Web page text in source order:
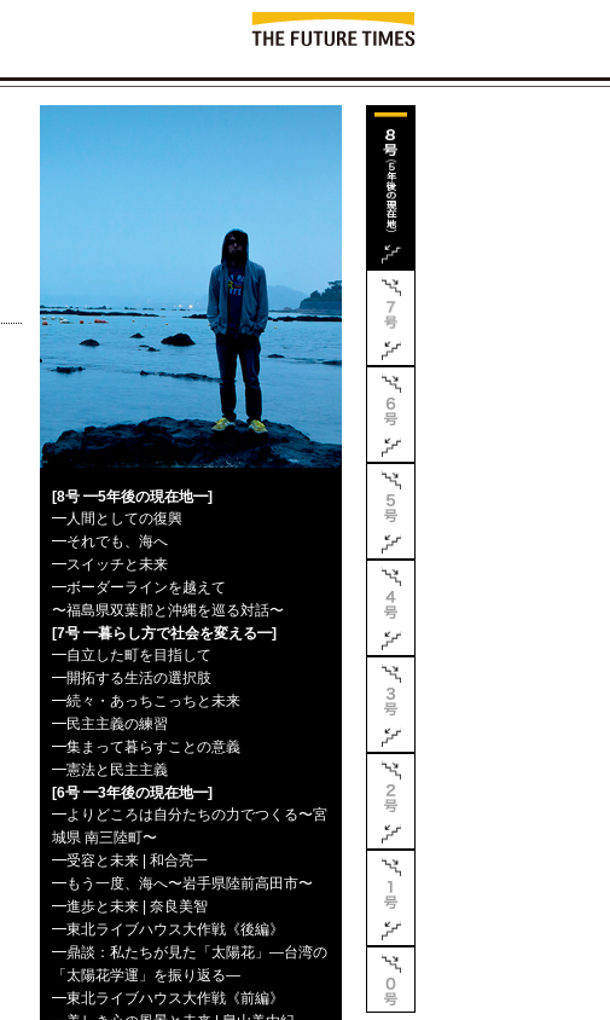
[8号 ━5年後の現在地━]
━人間としての復興
━それでも、海へ
━スイッチと未来
━ボーダーラインを越えて
〜福島県双葉郡と沖縄を巡る対話〜
[7号 ━暮らし方で社会を変える━]
━自立した町を目指して
━開拓する生活の選択肢
━続々・あっちこっちと未来
━民主主義の練習
━集まって暮らすことの意義
━憲法と民主主義
[6号 ━3年後の現在地━]
━よりどころは自分たちの力でつくる〜宮
城県 南三陸町〜
━受容と未来 | 和合亮一
━もう一度、海へ〜岩手県陸前高田市〜
━進歩と未来 | 奈良美智
━東北ライブハウス大作戦《後編》
━鼎談：私たちが見た「太陽花」―台湾の
「太陽花学運」を振り返る―
━東北ライブハウス大作戦《前編》